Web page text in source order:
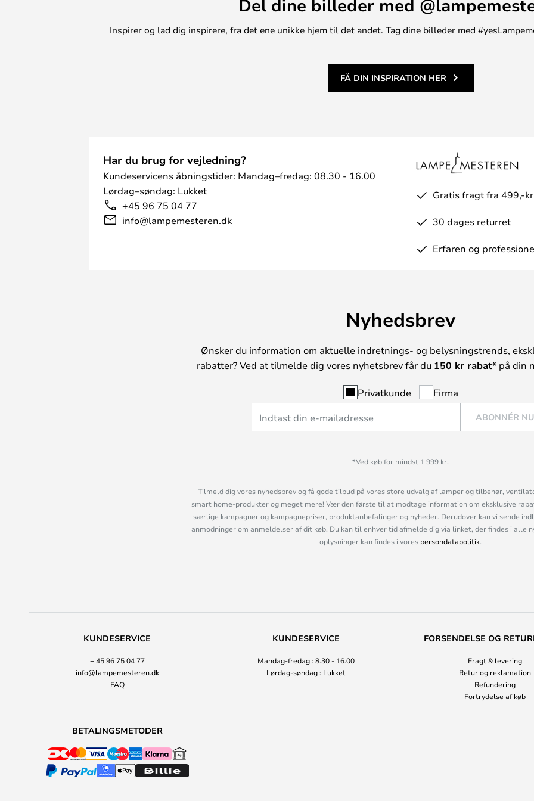
Del dine billeder med
Inspirer og lad dig inspirere, fra det ene unikke hjem til det andet. Tag dine billeder med
FÅ DIN INSPIRATION HER
Har du brug for vejledning?
Kundeservicens åbningstider: Mandag–fredag: 08.30 - 16.00
Lørdag–søndag: Lukket
+45 96 75 04 77
info@lampemesteren.dk
Gratis fragt fra 499,-
30 dages returret
Erfaren og
Nyhedsbrev
Ønsker du information om aktuelle indretnings- og belysningstrends,
rabatter? Ved at tilmelde dig vores nyhetsbrev får du 150 kr rabat*på din
Privatkunde Firma
ABONNÉR NU
*Ved køb for mindst 1 999 kr.
Tilmeld dig vores nyhedsbrev og få gode tilbud på vores store udvalg af lamper og tilbehør,
smart home-produkter og meget mere! Vær den første til at modtage information om eksklusive
særlige kampagner og kampagnepriser, produktanbefalinger og nyheder. Derudover kan vi sende
anmodninger om anmeldelser af dit køb. Du kan til enhver tid afmelde dig via linket, der findes i alle
oplysninger kan findes i vores persondatapolitik.
KUNDESERVICE
+ 45 96 75 04 77
info@lampemesteren.dk
FAQ
KUNDESERVICE
Mandag-fredag : 8.30 - 16.00
Lørdag-søndag : Lukket
FORSENDELSE OG
Fragt & levering
Retur og reklamation
Refundering
Fortrydelse af køb
BETALINGSMETODER